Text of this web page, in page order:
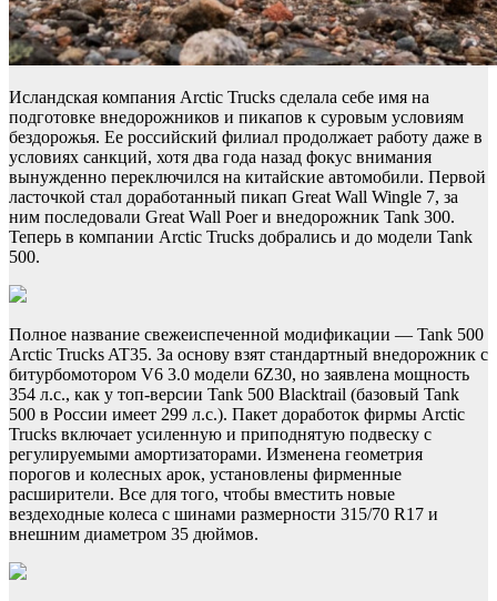
Исландская компания Arctic Trucks сделала себе имя на
подготовке внедорожников и пикапов к суровым условиям
бездорожья. Ее российский филиал продолжает работу даже в
условиях санкций, хотя два года назад фокус внимания
вынужденно переключился на китайские автомобили. Первой
ласточкой стал доработанный пикап Great Wall Wingle 7, за
ним последовали Great Wall Poer и внедорожник Tank 300.
Теперь в компании Arctic Trucks добрались и до модели Tank
500.
Полное название свежеиспеченной модификации — Tank 500
Arctic Trucks AT35. За основу взят стандартный внедорожник с
битурбомотором V6 3.0 модели 6Z30, но заявлена мощность
354 л.с., как у топ-версии Tank 500 Blacktrail (базовый Tank
500 в России имеет 299 л.с.). Пакет доработок фирмы Arctic
Trucks включает усиленную и приподнятую подвеску с
регулируемыми амортизаторами. Изменена геометрия
порогов и колесных арок, установлены фирменные
расширители. Все для того, чтобы вместить новые
вездеходные колеса с шинами размерности 315/70 R17 и
внешним диаметром 35 дюймов.